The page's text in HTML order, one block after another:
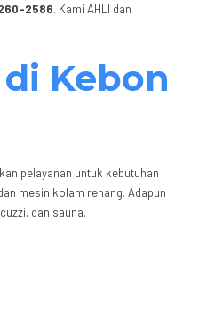
2586. Kami AHLI dan
Kebon
pelayanan untuk kebutuhan
mesin kolam renang. Adapun
dan sauna.